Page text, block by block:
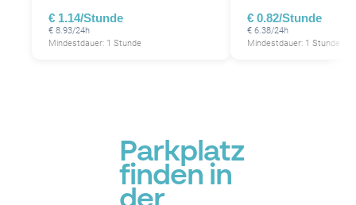
P
€ 1.14/Stunde
€ 8.93/24h
Mindestdauer: 1 Stunde
€ 0.82/Stunde
€ 6.38/24h
Mindestdauer: 1 Stunde
Parkplatz
finden in